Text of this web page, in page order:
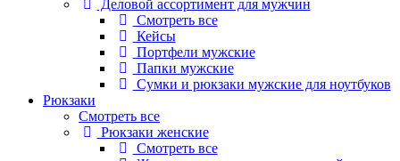
Деловой ассортимент для мужчин
Смотреть все
Кейсы
Портфели мужские
Папки мужские
Сумки и рюкзаки мужские для ноутбуков
Рюкзаки
Смотреть все
Рюкзаки женские
Смотреть все